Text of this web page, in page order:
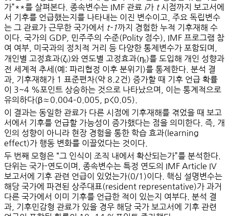
가”**를 살펴본다. 종속변수는 IMF 관료 i가 t시점까지 보고서에
서 기후를 언급했는지를 나타내는 이진 변수이고, 주요 독립변수
는 그 관료가 근무한 국가에서 t-1까지 경험한 누적 기후재해 수
이다. 국가의 GDP, 민주주의 수준(Polity 점수), IMF 프로그램 참
여 여부, 미국과의 정치적 거리 등 다양한 통제변수가 포함되며,
개인별 고정효과(ζᵢ)와 연도별 고정효과(ηₜ)를 도입해 개인 성향과
전 세계적 추세(예: 파리협정 이후 분위기)를 통제한다. 분석 결
과, 기후재해가 1 표준편차(약 8.2건) 증가할 때 기후 언급 확률
이 3~4 %포인트 상승하는 것으로 나타났으며, 이는 통계적으로
유의하다(β≈0.004–0.005, p<0.05).
이 결과는 동일한 관료가 다른 시점에 기후재해를 겪었을 때 보고
서에서 기후를 언급할 가능성이 증가했다는 점을 의미한다. 즉, 개
인의 성향이 아니라 현장 경험을 통한 학습 효과(learning
effect)가 행동 변화를 이끌었다는 것이다.
두 번째 모형은 “그 인식이 조직 내에서 확산되는가”를 분석한다.
단위는 국가-연도이며, 종속변수는 특정 연도의 IMF Article IV
보고서에 기후 관련 언급이 있었는가(0/1)이다. 핵심 설명변수는
해당 국가에 파견된 상주대표(resident representative)가 과거
다른 국가에서 이미 기후를 언급한 적이 있는지 여부다. 분석 결
과, 기후민감형 관료가 있을 경우 해당 국가 보고서에 기후 관련